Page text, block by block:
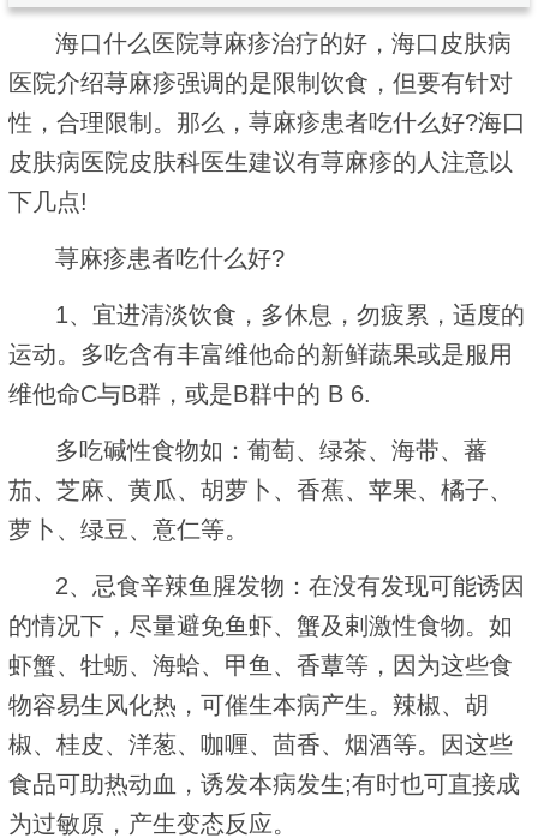
海口什么医院荨麻疹治疗的好，海口皮肤病
医院介绍荨麻疹强调的是限制饮食，但要有针对
性，合理限制。那么，荨麻疹患者吃什么好?海口
皮肤病医院皮肤科医生建议有荨麻疹的人注意以
下几点!
荨麻疹患者吃什么好?
1、宜进清淡饮食，多休息，勿疲累，适度的
运动。多吃含有丰富维他命的新鲜蔬果或是服用
维他命C与B群，或是B群中的 B 6.
多吃碱性食物如：葡萄、绿茶、海带、蕃
茄、芝麻、黄瓜、胡萝卜、香蕉、苹果、橘子、
萝卜、绿豆、意仁等。
2、忌食辛辣鱼腥发物：在没有发现可能诱因
的情况下，尽量避免鱼虾、蟹及剌激性食物。如
虾蟹、牡蛎、海蛤、甲鱼、香蕈等，因为这些食
物容易生风化热，可催生本病产生。辣椒、胡
椒、桂皮、洋葱、咖喱、茴香、烟酒等。因这些
食品可助热动血，诱发本病发生;有时也可直接成
为过敏原，产生变态反应。